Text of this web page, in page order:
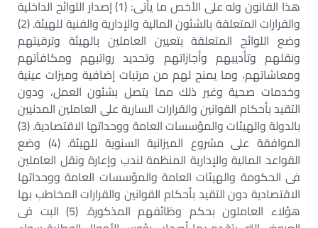
هذا القانون وله على الأخص ما يأتى: (1) إصدار اللوائح الداخلية
والقرارات المتعلقة بالشئون المالية والإدارية والفنية للهيئة. (2)
وضع اللوائح المتعلقة بتعيين العاملين بالهيئة وترقيتهم
ونقلهم وتأديبهم وأجازاتهم وتحديد رواتبهم ومكافآتهم
ومعاشاتهم، وما يمنح لهم من مرتبات إضافية وميزات عينية
وخدمات صحية وغير ذلك مما يتصل بشئون العمل، ودون
التقيد بأحكام القوانين والقرارات السارية على العاملين المدنيين
بالدولة والهيئات والمؤسسات العامة ووحداتها الاقتصادية. (3)
الموافقة على مشروع الميزانية السنوية للهيئة. (4) وضع
القواعد المالية والإدارية المنظمة لندب وإعارة ونقل العاملين
فى الحكومة والهيئات العامة والمؤسسات العامة ووحداتها
الاقتصادية دون التقيد بأحكام القوانين والقرارات المخاطب بها
هؤلاء العاملون بحكم وظائفهم المذكورة. (5) البت فى